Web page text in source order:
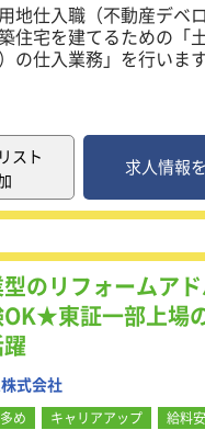
地仕入職（不動産デベロ
住宅を建てるための「
の仕入業務」を行いま
れた情報を元に、立地条
、生活利便性など調査。
が取れる土地とわかれば
会社と仕入価格の交渉
土地を狙うライバル企
晴れて仕入の契約に至
プロジェクトに継続して
地から住宅が建ち、お客
はじまるまでを見届ける
、やりがいのある仕事で
スト
求人情報
のリフォームア
東証一部上場
式会社
め キャリアアップ
給料